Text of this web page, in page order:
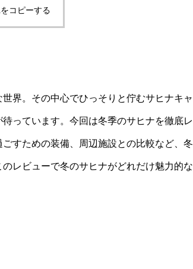
コピーする
界。その中心でひっそりと佇むサヒナキャ
っています。今回は冬季のサヒナを徹底レ
すための装備、周辺施設との比較など、冬
レビューで冬のサヒナがどれだけ魅力的な